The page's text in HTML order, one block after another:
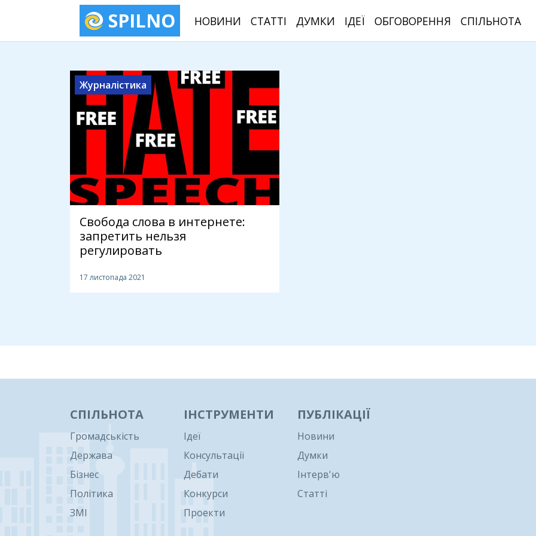
SPILNO НОВИНИ СТАТТІ ДУМКИ ІДЕЇ ОБГОВОРЕННЯ СПІЛЬНОТА
Журналістика
Свобода слова в интернете:
запретить нельзя
регулировать
17 листопада 2021
СПІЛЬНОТА
Громадськість
Держава
Бізнес
Політика
ЗМІ
ІНСТРУМЕНТИ
Ідеї
Консультації
Дебати
Конкурси
Проекти
ПУБЛІКАЦІЇ
Новини
Думки
Інтерв'ю
Статті